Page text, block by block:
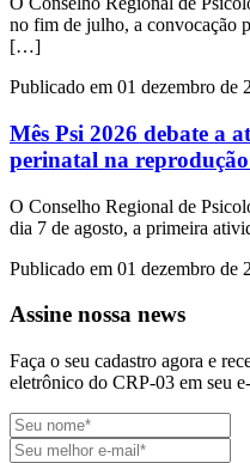
no fim de julho, a convocação
[…]
Publicado em 01 dezembro de
Mês Psi 2026 debate a
perinatal na
O Conselho Regional de
dia 7 de agosto, a primeira
Publicado em 01 dezembro de
Assine nossa news
Faça o seu cadastro agora e
eletrônico do CRP-03 em seu